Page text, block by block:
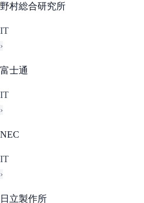
野村総合研究所
IT
›
富士通
IT
›
NEC
IT
›
日立製作所